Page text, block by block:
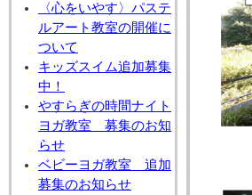
〈心をいやす〉パステ
ルアート教室の開催に
ついて
キッズスイム追加募集
中！
やすらぎの時間ナイト
ヨガ教室 募集のお知
らせ
ベビーヨガ教室 追加
募集のお知らせ